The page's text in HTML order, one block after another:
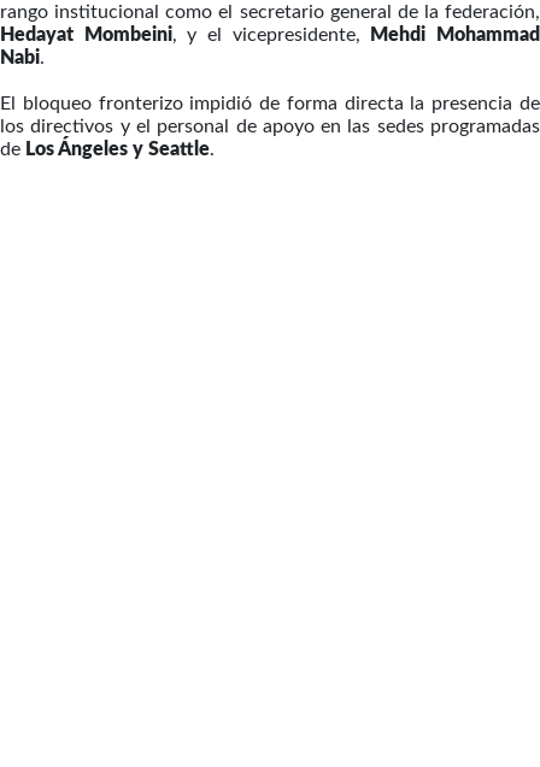
rango institucional como el secretario general de la federación,
Hedayat Mombeini, y el vicepresidente,
Mehdi Mohammad
Nabi.
El bloqueo fronterizo impidió de forma directa la presencia de
los directivos y el personal de apoyo en las sedes programadas
de Los Ángeles y Seattle.